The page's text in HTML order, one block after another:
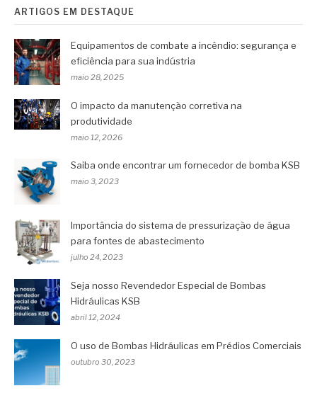
ARTIGOS EM DESTAQUE
Equipamentos de combate a incêndio: segurança e
eficiência para sua indústria
maio 28, 2025
O impacto da manutenção corretiva na
produtividade
maio 12, 2026
Saiba onde encontrar um fornecedor de bomba KSB
maio 3, 2023
Importância do sistema de pressurização de água
para fontes de abastecimento
julho 24, 2023
Seja nosso Revendedor Especial de Bombas
Hidráulicas KSB
abril 12, 2024
O uso de Bombas Hidráulicas em Prédios Comerciais
outubro 30, 2023